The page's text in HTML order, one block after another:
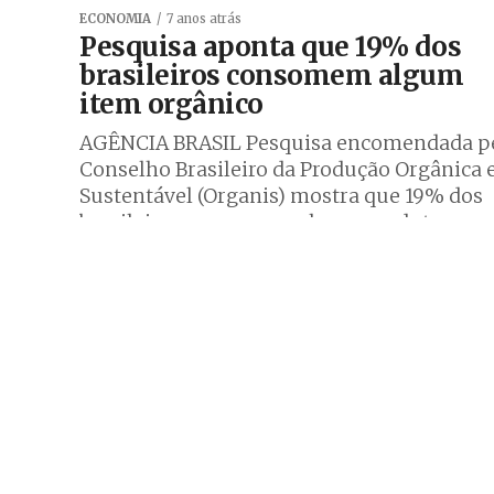
ECONOMIA 7 anos atrás
Pesquisa aponta que 19% dos
brasileiros consomem algum
item orgânico
AGÊNCIA BRASIL Pesquisa encomendada
Conselho Brasileiro da Produção Orgânica
Sustentável (Organis) mostra que 19% dos
brasileiros consomem algum produto